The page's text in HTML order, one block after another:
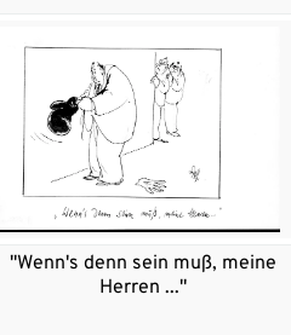
"Wenn's denn sein muß, meine
Herren ..."